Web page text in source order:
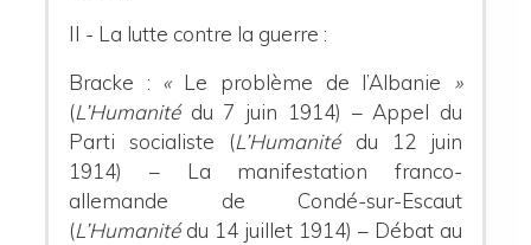
II - La lutte contre la guerre :
Bracke : «Le problème de l’Albanie »
(L’Humanité du 7 juin 1914) – Appel du
Parti socialiste (L’Humanitédu 12 juin
1914) – La manifestation franco-
allemande de Condé-sur-Escaut
(L’Humanitédu 14 juillet 1914) – Débat au